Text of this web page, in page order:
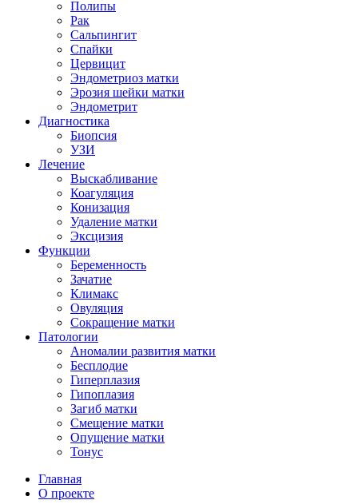
Полипы
Рак
Сальпингит
Спайки
Цервицит
Эндометриоз матки
Эрозия шейки матки
Эндометрит
Диагностика
Биопсия
УЗИ
Лечение
Выскабливание
Коагуляция
Конизация
Удаление матки
Эксцизия
Функции
Беременность
Зачатие
Климакс
Овуляция
Сокращение матки
Патологии
Аномалии развития матки
Бесплодие
Гиперплазия
Гипоплазия
Загиб матки
Смещение матки
Опущение матки
Тонус
Главная
О проекте